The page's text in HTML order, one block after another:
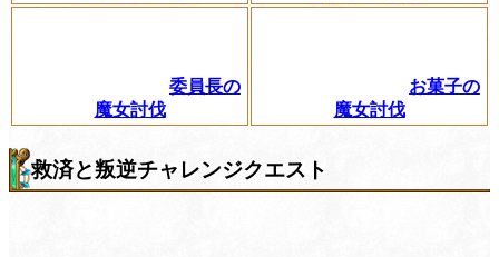
委員長の
魔女討伐
お菓子の
魔女討伐
救済と叛逆チャレンジクエスト